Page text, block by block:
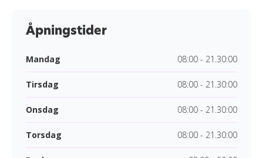
Åpningstider
Mandag 08:00 - 21.30:00
Tirsdag 08:00 - 21.30:00
Onsdag 08:00 - 21.30:00
Torsdag 08:00 - 21.30:00